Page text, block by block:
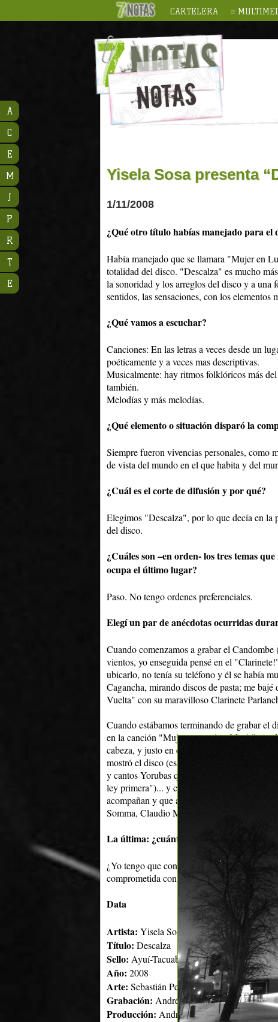
CARTELERA
Yisela Sosa presenta
1/11/2008
¿Qué otro título habías manejado para el
Había manejado que se llamara "Mujer en
totalidad del disco. "Descalza" es mucho
la sonoridad y los arreglos del disco y a una
sentidos, las sensaciones, con los
¿Qué vamos a escuchar?
Canciones: En las letras a veces desde un
poéticamente y a veces mas descriptivas.
Musicalmente: hay ritmos folklóricos más
también.
Melodías y más melodías.
¿Qué elemento o situación disparó la
Siempre fueron vivencias personales, como
de vista del mundo en el que habita y del
¿Cuál es el corte de difusión y por qué?
Elegimos "Descalza", por lo que decía en la
del disco.
¿Cuáles son –en orden- los tres temas
ocupa el último lugar?
Paso. No tengo ordenes preferenciales.
Elegí un par de anécdotas ocurridas
Cuando comenzamos a grabar el
vientos, yo enseguida pensé en el
ubicarlo, no tenía su teléfono y él se había
Cagancha, mirando discos de pasta; me
Vuelta" con su maravilloso Clarinete
Cuando estábamos terminando de grabar el
en la canción "Mujeres con Ave María".
cabeza, y justo en esos días su hermano
mostró el disco (esa canción en especial), y
y cantos Yorubas que le faltaba para ser lo
ley primera")... y claro que está lleno de
acompañan y que aparecieron así...
Somma, Claudio Martínez, Martín Manzor,
La última: ¿cuántas estrellas le darías?
¿Yo tengo que contestar esto? Es mi primer
comprometida con la canción nuestra.
Data
Artista: Yisela Sosa
Título: Descalza
Sello: Ayuí-Tacuabe
Año: 2008
Arte: Sebastián Pereira
Grabación: Andrés Arnicho (masterizado
Producción: Andrés Arnicho
A
C
E
M
J
P
R
T
E